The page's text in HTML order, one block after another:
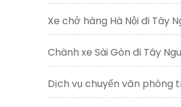
Xe chở hàng Hà Nội đi Tây
Chành xe Sài Gòn đi Tây
Dịch vụ chuyển văn phòng